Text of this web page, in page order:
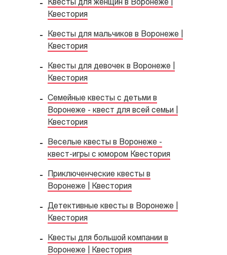
Квесты для женщин в Воронеже |
Квестория
Квесты для мальчиков в Воронеже |
Квестория
Квесты для девочек в Воронеже |
Квестория
Семейные квесты с детьми в
Воронеже - квест для всей семьи |
Квестория
Веселые квесты в Воронеже -
квест-игры с юмором Квестория
Приключенческие квесты в
Воронеже | Квестория
Детективные квесты в Воронеже |
Квестория
Квесты для большой компании в
Воронеже | Квестория